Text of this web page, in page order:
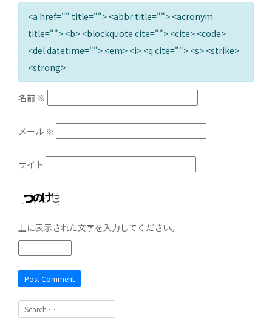
<a href="" title=""> <abbr title=""> <acronym
title=""> <b> <blockquote cite=""> <cite> <code>
<del datetime=""> <em> <i> <q cite=""> <s> <strike>
<strong>
名前 ※
メール ※
サイト
上に表示された文字を入力してください。